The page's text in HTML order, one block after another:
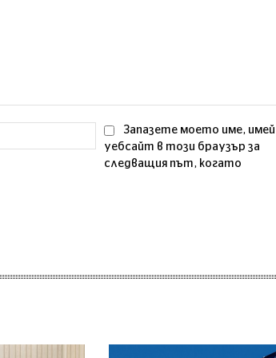
Email:*Запазете моето име,
уебсайт в този браузър за
следващия път, когато